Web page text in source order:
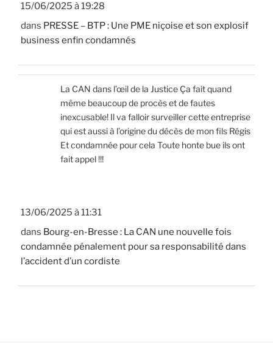
15/06/2025 à 19:28
dans PRESSE – BTP : Une PME niçoise et son explosif
business enfin condamnés
13/06/2025 à 11:31
dans Bourg-en-Bresse : La CAN une nouvelle fois
condamnée pénalement pour sa responsabilité dans
l’accident d’un cordiste
La CAN dans l’œil de la Justice Ça fait quand
même beaucoup de procès et de fautes
inexcusable! Il va falloir surveiller cette entreprise
qui est aussi à l’origine du décès de mon fils Régis
Et condamnée pour cela Toute honte bue ils ont
fait appel !!!